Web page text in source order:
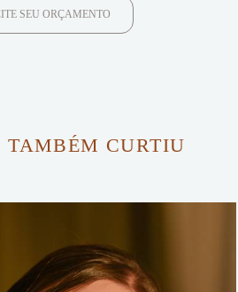
SEU ORÇAMENTO
TAMBÉM CURTIU